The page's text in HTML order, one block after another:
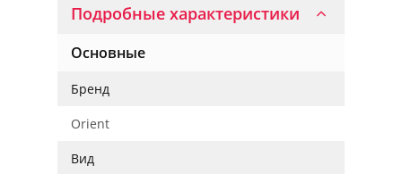
Подробные характеристики
Основные
Бренд
Orient
Вид